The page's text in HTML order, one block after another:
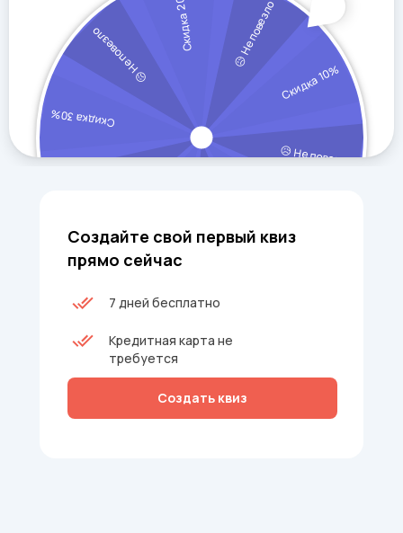
Создайте свой первый квиз
прямо сейчас
Создать квиз
Кредитная карта не
требуется
7 дней бесплатно